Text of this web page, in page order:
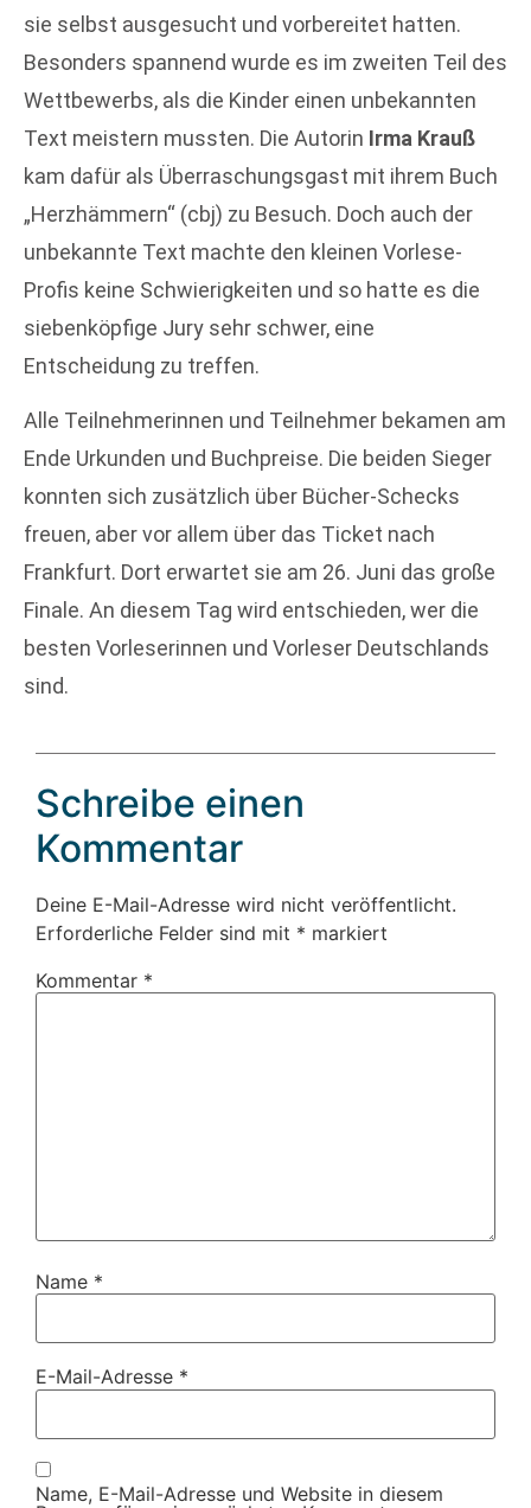
sie selbst ausgesucht und vorbereitet hatten.
Besonders spannend wurde es im zweiten Teil des
Wettbewerbs, als die Kinder einen unbekannten
Text meistern mussten. Die Autorin Irma Krauß
kam dafür als Überraschungsgast mit ihrem Buch
„Herzhämmern“ (cbj) zu Besuch. Doch auch der
unbekannte Text machte den kleinen Vorlese-
Profis keine Schwierigkeiten und so hatte es die
siebenköpfige Jury sehr schwer, eine
Entscheidung zu treffen.
Alle Teilnehmerinnen und Teilnehmer bekamen am
Ende Urkunden und Buchpreise. Die beiden Sieger
konnten sich zusätzlich über Bücher-Schecks
freuen, aber vor allem über das Ticket nach
Frankfurt. Dort erwartet sie am 26. Juni das große
Finale. An diesem Tag wird entschieden, wer die
besten Vorleserinnen und Vorleser Deutschlands
sind.
Schreibe einen
Kommentar
Deine E-Mail-Adresse wird nicht veröffentlicht.
Erforderliche Felder sind mit * markiert
Kommentar *
Name *
E-Mail-Adresse *
Name, E-Mail-Adresse und Website in diesem